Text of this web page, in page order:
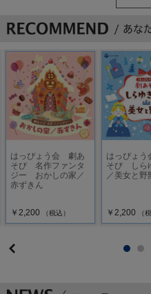
(堀江美都子・石井里奈)
16 いつのまにか / 花たち(森
17 10ぴきのリスあん / リス
18 ぼくたちくりは食べたけ
19 あっという間に / リスた
の木児童合唱団)
20 あれれのうた / ロバ(田中
21 大きな木の下には / ロバ(
はっぴょう会 劇あ
そび 名作ファンタ
ジー おかしの家／
赤ずきん
￥2,200 （税込）
はっぴょ
そび しら
／美女と野
￥2,200 （